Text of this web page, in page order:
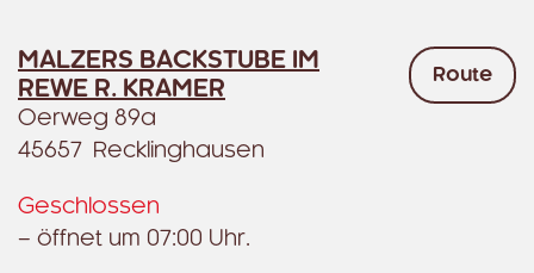
MALZERS BACKSTUBE IM
REWE R. KRAMER
Oerweg 89a
45657 Recklinghausen
Route
Geschlossen
– öffnet um 07:00 Uhr.